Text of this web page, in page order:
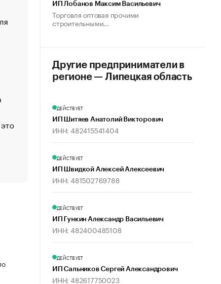
«От спорта тело стареет иначе». Как живет глава
создавшей GTA
Функции менеджмента: пять ключевых основ
управления
Стресс обеспеченных людей: почему рост доходов
пользователей
ИП Лобанов Максим Васильевич
Торговля оптовая прочими
строительными...
Другие предприниматели в
регионе — Липецкая область
ДЕЙСТВУЕТ
ИП Шитяев Анатолий Викторович
ИНН: 482415541404
ДЕЙСТВУЕТ
ИП Швидкой Алексей Алексеевич
ИНН: 481502769788
ДЕЙСТВУЕТ
ИП Гункин Александр Васильевич
ИНН: 482400485108
ДЕЙСТВУЕТ
ИП Сальников Сергей Александрович
ИНН: 482617750023